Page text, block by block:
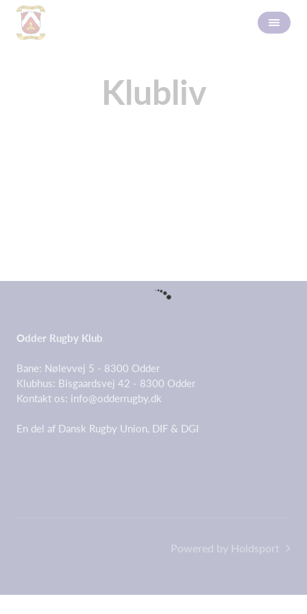
Klubliv
Odder Rugby Klub
Bane: Nølevvej 5 - 8300 Odder
Klubhus: Bisgaardsvej 42 - 8300 Odder
Kontakt os: info@odderrugby.dk
En del af Dansk Rugby Union, DIF & DGI
Powered by Holdsport